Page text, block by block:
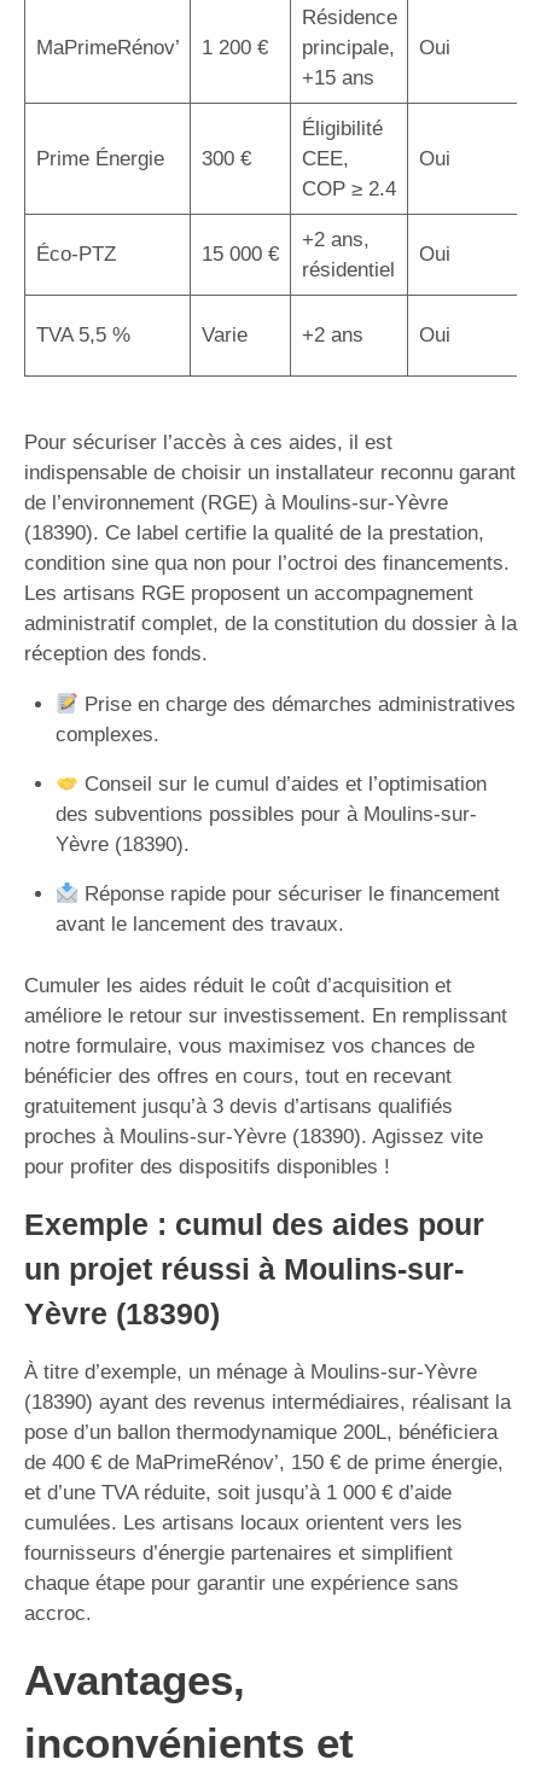
MaPrimeRénov’ 1 200 €
Résidence
principale,
+15 ans
Oui
Prime Énergie 300 €
Éligibilité
CEE,
COP ≥ 2.4
Oui
Éco-PTZ 15 000 €
+2 ans,
résidentiel
Oui
TVA 5,5 % Varie +2 ans Oui
Pour sécuriser l’accès à ces aides, il est
indispensable de choisir un installateur reconnu garant
de l’environnement (RGE) à Moulins-sur-Yèvre
(18390). Ce label certifie la qualité de la prestation,
condition sine qua non pour l’octroi des financements.
Les artisans RGE proposent un accompagnement
administratif complet, de la constitution du dossier à la
réception des fonds.
Prise en charge des démarches administratives
complexes.
Conseil sur le cumul d’aides et l’optimisation
des subventions possibles pour à Moulins-sur-
Yèvre (18390).
Réponse rapide pour sécuriser le financement
avant le lancement des travaux.
Cumuler les aides réduit le coût d’acquisition et
améliore le retour sur investissement. En remplissant
notre formulaire, vous maximisez vos chances de
bénéficier des offres en cours, tout en recevant
gratuitement jusqu’à 3 devis d’artisans qualifiés
proches à Moulins-sur-Yèvre (18390). Agissez vite
pour profiter des dispositifs disponibles !
Exemple : cumul des aides pour
un projet réussi à Moulins-sur-
Yèvre (18390)
À titre d’exemple, un ménage à Moulins-sur-Yèvre
(18390) ayant des revenus intermédiaires, réalisant la
pose d’un ballon thermodynamique 200L, bénéficiera
de 400 € de MaPrimeRénov’, 150 € de prime énergie,
et d’une TVA réduite, soit jusqu’à 1 000 € d’aide
cumulées. Les artisans locaux orientent vers les
fournisseurs d’énergie partenaires et simplifient
chaque étape pour garantir une expérience sans
accroc.
Avantages,
inconvénients et